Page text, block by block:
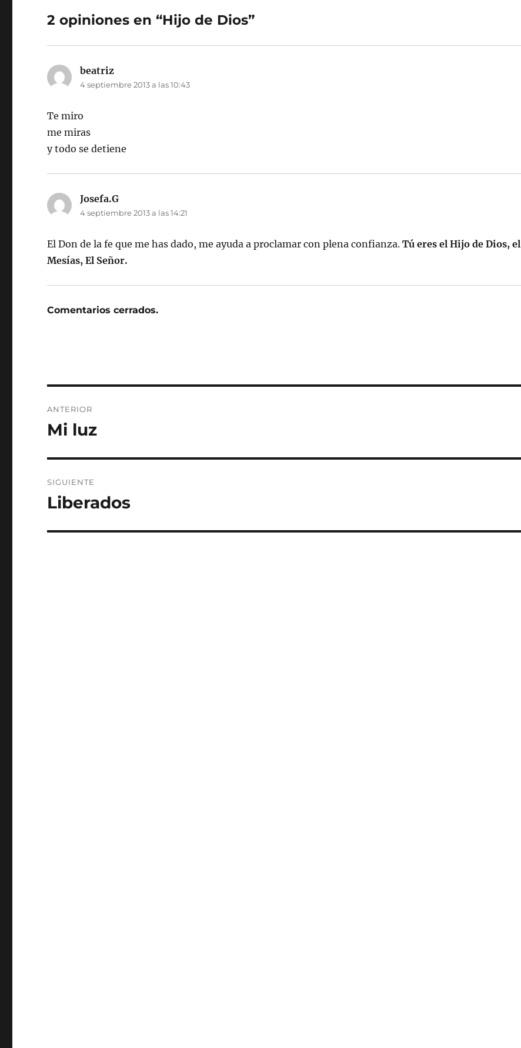
2 opiniones en “Hijo de Dios”
beatriz
4 septiembre 2013 a las 10:43
Te miro
me miras
y todo se detiene
Josefa.G
4 septiembre 2013 a las 14:21
El Don de la fe que me has dado, me ayuda a proclamar con plena confianza.Tú eres el Hijo de Dios, el
Mesías, El Señor.
Comentarios cerrados.
de
ANTERIOR
Entrada
Mi luz
SIGUIENTE
Entrada
Liberados